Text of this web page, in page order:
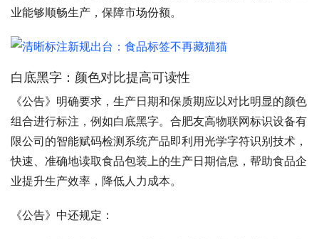
业能够顺畅生产，保障市场份额。
白底黑字：颜色对比提高可读性
《公告》明确要求，生产日期和保质期应以对比明显的颜色
组合进行标注，例如白底黑字。合肥友高物联网标识设备有
限公司的智能赋码检测系统产品即利用光学字符识别技术，
快速、准确地读取食品包装上的生产日期信息，帮助食品企
业提升生产效率，降低人力成本。
《公告》中还规定：